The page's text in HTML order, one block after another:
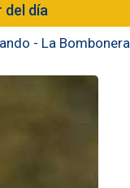
del día
- La Bombonera